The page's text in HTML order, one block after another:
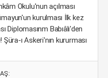
Okulu'nun açılması
kurulması İlk kez
Diplomasınm Babıâlı'den
Şüra-ı Askeri'nın kururması